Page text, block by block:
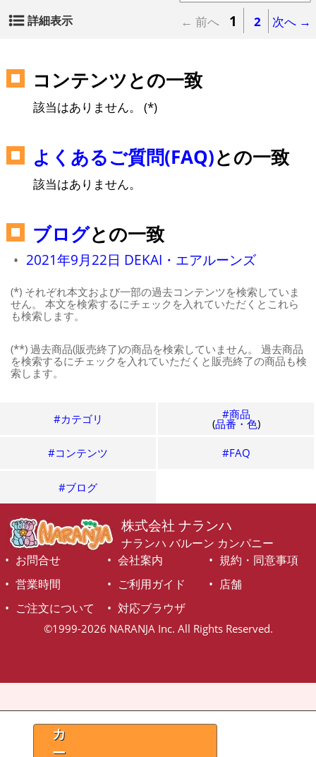
詳細表示 ← 前へ 1 2 次へ →
カ
ー
コンテンツとの一致
該当はありません。 (*)
よくあるご質問(FAQ)との一致
該当はありません。
ブログとの一致
2021年9月22日 DEKAI・エアルーンズ
(*) それぞれ本文および一部の過去コンテンツを検索していま
せん。 本文を検索するにチェックを入れていただくとこれら
も検索します。
(**) 過去商品(販売終了)の商品を検索していません。 過去商品
を検索するにチェックを入れていただくと販売終了の商品も検
索します。
#カテゴリ #商品
(品番・色)
#コンテンツ #FAQ
#ブログ
株式会社 ナランハ
ナランハ バルーン カンパニー
お問合せ
会社案内
規約・同意事項
営業時間
ご利用ガイド
店舗
ご注文について
対応ブラウザ
©1999-2026 NARANJA Inc. All Rights Reserved.